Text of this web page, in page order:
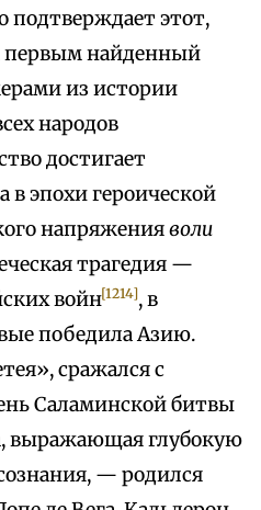
подтверждает этот,
первым найденный
из истории
народов
достигает
в эпохи героической
напряженияволи
трагедия —
войн[1214], в
победила Азию.
сражался с
Саламинской битвы
выражающая глубокую
— родился